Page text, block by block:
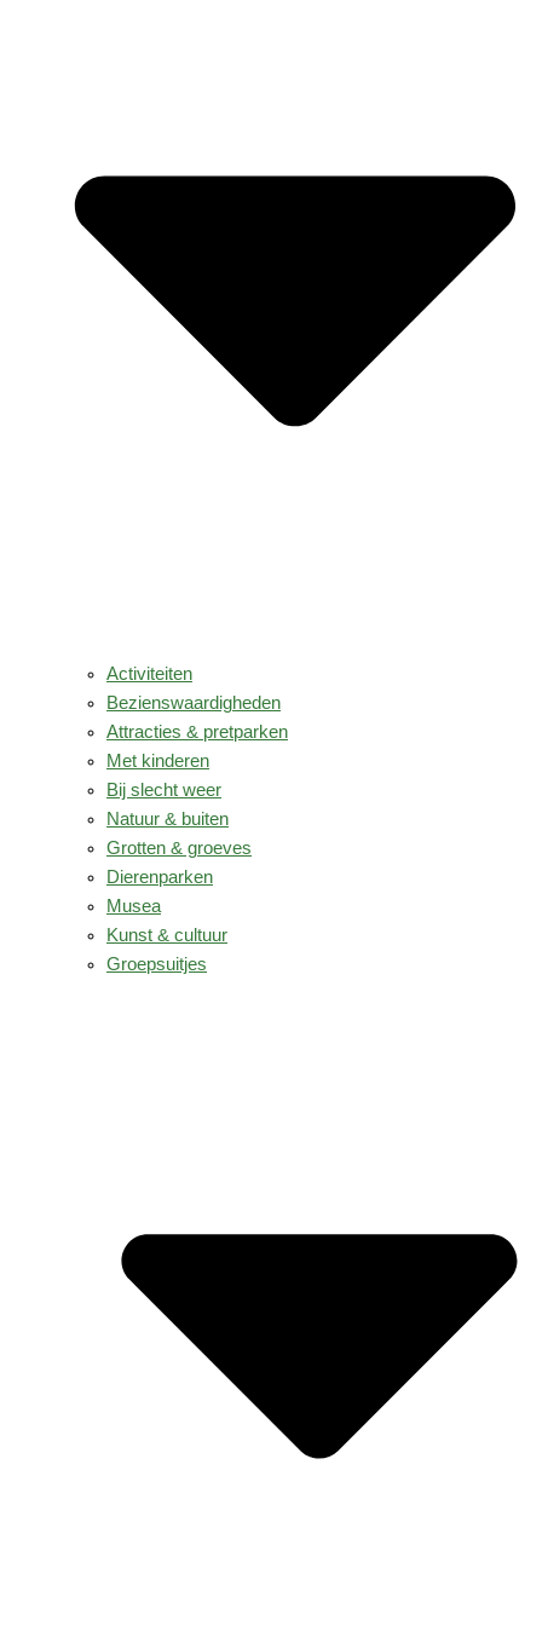
Activiteiten
Bezienswaardigheden
Attracties & pretparken
Met kinderen
Bij slecht weer
Natuur & buiten
Grotten & groeves
Dierenparken
Musea
Kunst & cultuur
Groepsuitjes